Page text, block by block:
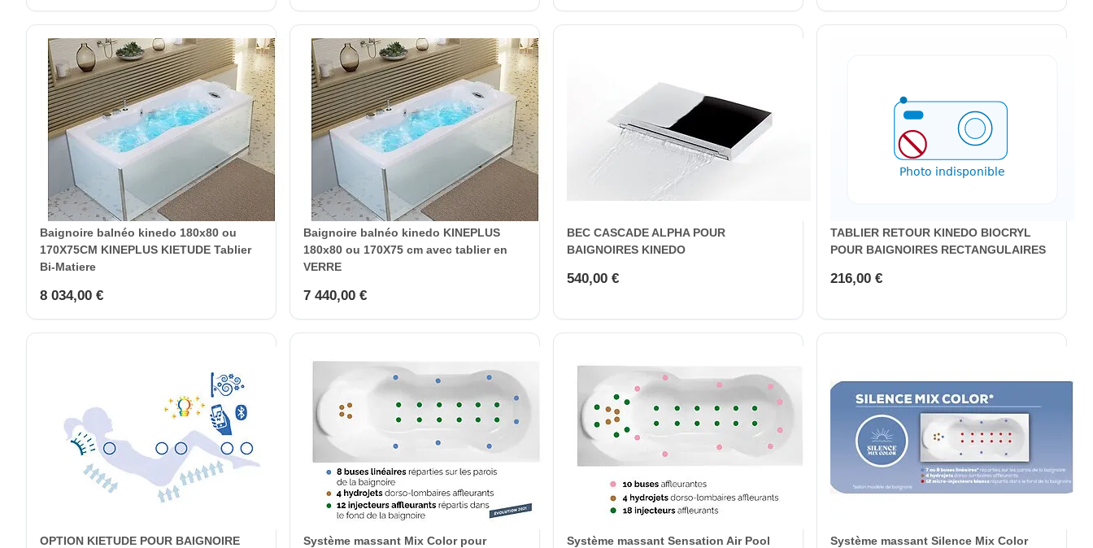
Baignoire balnéo kinedo 180x80 ou
170X75CM KINEPLUS KIETUDE Tablier
Bi-Matiere
8 034,00 €
Baignoire balnéo kinedo KINEPLUS
180x80 ou 170X75 cm avec tablier en
VERRE
7 440,00 €
BEC CASCADE ALPHA POUR
BAIGNOIRES KINEDO
540,00 €
TABLIER RETOUR KINEDO BIOCRYL
POUR BAIGNOIRES RECTANGULAIRES
216,00 €
OPTION KIETUDE POUR BAIGNOIRE Système massant Mix Color pour Système massant Sensation Air Pool Système massant Silence Mix Color